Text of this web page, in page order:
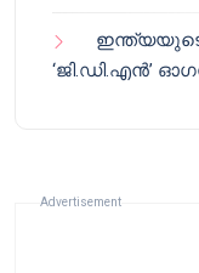
‘ജി.ഡി.എൻ’
Advertisement